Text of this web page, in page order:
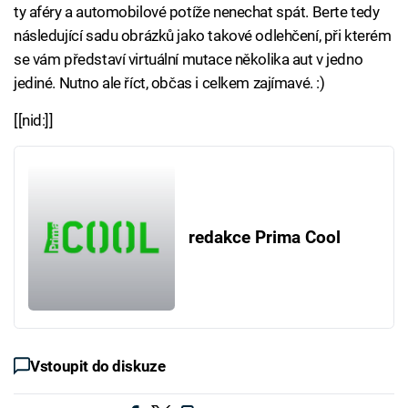
ty aféry a automobilové potíže nenechat spát. Berte tedy
následující sadu obrázků jako takové odlehčení, při kterém
se vám představí virtuální mutace několika aut v jedno
jediné. Nutno ale říct, občas i celkem zajímavé. :)
[[nid:]]
redakce Prima Cool
Vstoupit do diskuze